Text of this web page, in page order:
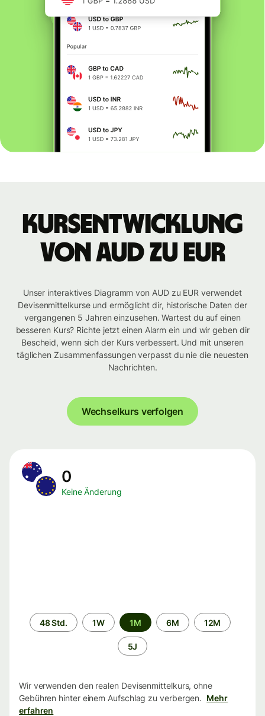
Kursentwicklung
von AUD zu EUR
Unser interaktives Diagramm von AUD zu EUR verwendet
Devisenmittelkurse und ermöglicht dir, historische Daten der
vergangenen 5 Jahren einzusehen. Wartest du auf einen
besseren Kurs? Richte jetzt einen Alarm ein und wir geben dir
Bescheid, wenn sich der Kurs verbessert. Und mit unseren
täglichen Zusammenfassungen verpasst du nie die neuesten
Nachrichten.
Wechselkurs verfolgen
0
Keine Änderung
Zeitraum
48 Std. 1W 1M 6M 12M
5J
Wir verwenden den realen Devisenmittelkurs, ohne
Gebühren hinter einem Aufschlag zu verbergen. Mehr
erfahren